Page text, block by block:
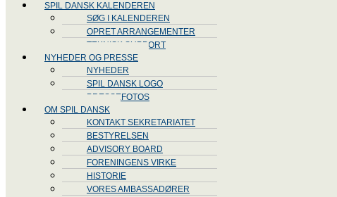
SPIL DANSK KALENDEREN
SØG I KALENDEREN
OPRET ARRANGEMENTER
TEKNISK SUPPORT
NYHEDER OG PRESSE
NYHEDER
SPIL DANSK LOGO
PRESSEFOTOS
OM SPIL DANSK
KONTAKT SEKRETARIATET
BESTYRELSEN
ADVISORY BOARD
FORENINGENS VIRKE
HISTORIE
VORES AMBASSADØRER